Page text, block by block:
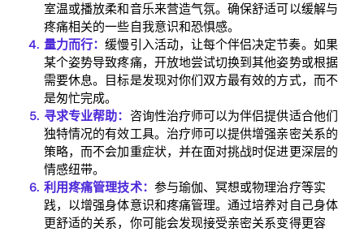
Home
Blog
Download
室温或播放柔和音乐来营造气氛。确保舒适可以缓解与
疼痛相关的一些自我意识和恐惧感。
量力而行：缓慢引入活动，让每个伴侣决定节奏。如果
某个姿势导致疼痛，开放地尝试切换到其他姿势或根据
需要休息。目标是发现对你们双方最有效的方式，而不
是匆忙完成。
寻求专业帮助： 咨询性治疗师可以为伴侣提供适合他们
独特情况的有效工具。治疗师可以提供增强亲密关系的
策略，而不会加重症状，并在面对挑战时促进更深层的
情感纽带。
利用疼痛管理技术： 参与瑜伽、冥想或物理治疗等实
践，以增强身体意识和疼痛管理。通过培养对自己身体
更舒适的关系，你可能会发现接受亲密关系变得更容